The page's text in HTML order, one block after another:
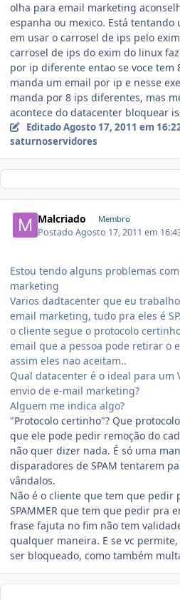
olha para email marketing
espanha ou mexico. Está tentando
em usar o carrosel de ips pelo
carrosel de ips do exim do linux
por ip diferente entao se voce tem
manda um email por ip e nesse
manda por 8 ips diferentes, mas
acontece do datacenter bloquear
EditadoAgosto 17, 2011 em
saturnoservidores
Malcriado Membro
PostadoAgosto 17, 2011 em
Estou tendo alguns problemas
marketing
Varios dadtacenter que eu
email marketing, tudo pra eles é
o cliente segue o protocolo
email que a pessoa pode retirar o
assim eles nao aceitam..
Qual datacenter é o ideal para um
envio de e-mail marketing?
Alguem me indica algo?
"Protocolo certinho"? Que
que ele pode pedir remoção do
não quer dizer nada. É só uma
disparadores de SPAM tentarem
vândalos.
Não é o cliente que tem que pedir
SPAMMER que tem que pedir pra
frase fajuta no fim não tem
qualquer maneira. E se vc
ser bloqueado, como também